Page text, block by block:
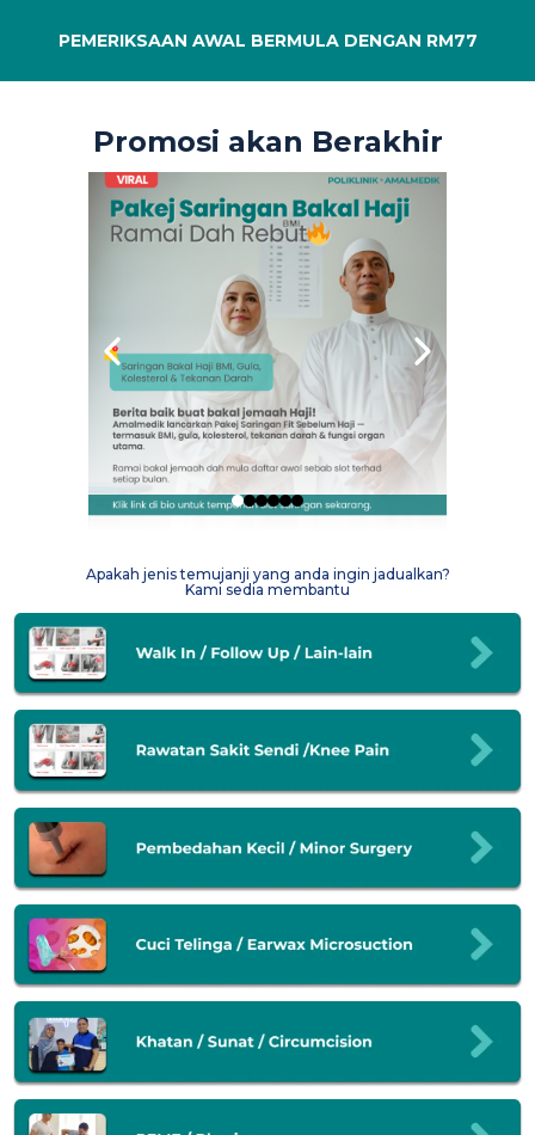
PEMERIKSAAN AWAL BERMULA DENGAN RM77
Promosi akan Berakhir
Apakah jenis temujanji yang anda ingin jadualkan?
Kami sedia membantu